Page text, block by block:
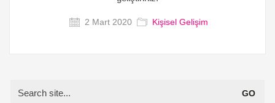
2 Mart 2020 Kişisel Gelişim
for: